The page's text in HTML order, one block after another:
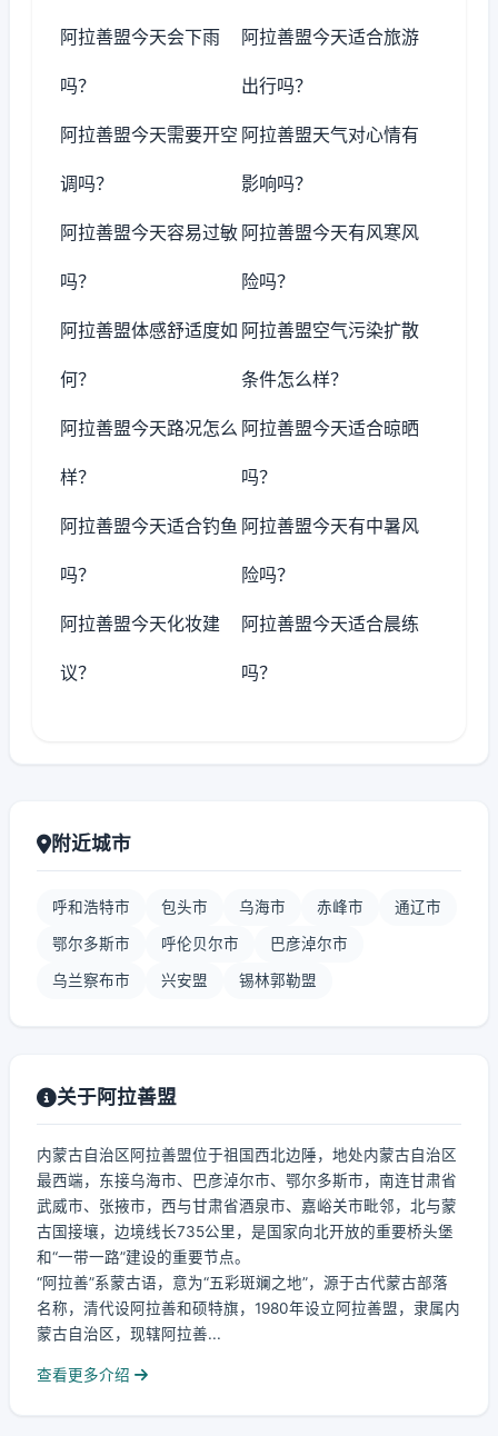
阿拉善盟今天会下雨
吗？
阿拉善盟今天适合旅游
出行吗？
阿拉善盟今天需要开空
调吗？
阿拉善盟天气对心情有
影响吗？
阿拉善盟今天容易过敏
吗？
阿拉善盟今天有风寒风
险吗？
阿拉善盟体感舒适度如
何？
阿拉善盟空气污染扩散
条件怎么样？
阿拉善盟今天路况怎么
样？
阿拉善盟今天适合晾晒
吗？
阿拉善盟今天适合钓鱼
吗？
阿拉善盟今天有中暑风
险吗？
阿拉善盟今天化妆建
议？
阿拉善盟今天适合晨练
吗？
附近城市
呼和浩特市 包头市 乌海市 赤峰市 通辽市
鄂尔多斯市 呼伦贝尔市 巴彦淖尔市
乌兰察布市 兴安盟 锡林郭勒盟
关于阿拉善盟
内蒙古自治区阿拉善盟位于祖国西北边陲，地处内蒙古自治区
最西端，东接乌海市、巴彦淖尔市、鄂尔多斯市，南连甘肃省
武威市、张掖市，西与甘肃省酒泉市、嘉峪关市毗邻，北与蒙
古国接壤，边境线长735公里，是国家向北开放的重要桥头堡
和“一带一路”建设的重要节点。
“阿拉善”系蒙古语，意为“五彩斑斓之地”，源于古代蒙古部落
名称，清代设阿拉善和硕特旗，1980年设立阿拉善盟，隶属内
蒙古自治区，现辖阿拉善...
查看更多介绍